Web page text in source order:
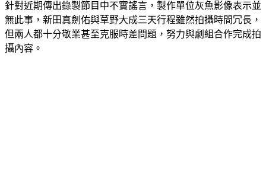
針對近期傳出錄製節目中不實謠言，製作單位灰魚影像表示並
無此事，新田真劍佑與草野大成三天行程雖然拍攝時間冗長，
但兩人都十分敬業甚至克服時差問題，努力與劇組合作完成拍
攝內容。